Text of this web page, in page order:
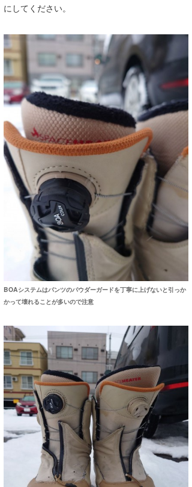
にしてください。
BOAシステムはパンツのパウダーガードを丁寧に上げないと引っか
かって壊れることが多いので注意